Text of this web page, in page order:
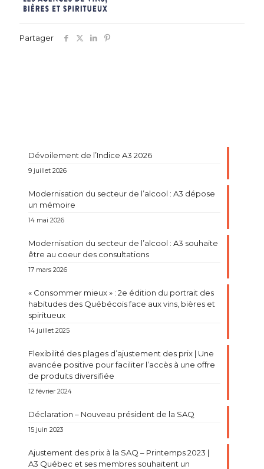
Partager
Dévoilement de l’Indice A3 2026
9 juillet 2026
Modernisation du secteur de l’alcool : A3 dépose
un mémoire
14 mai 2026
Modernisation du secteur de l’alcool : A3 souhaite
être au coeur des consultations
17 mars 2026
« Consommer mieux » : 2e édition du portrait des
habitudes des Québécois face aux vins, bières et
spiritueux
14 juillet 2025
Flexibilité des plages d’ajustement des prix | Une
avancée positive pour faciliter l’accès à une offre
de produits diversifiée
12 février 2024
Déclaration – Nouveau président de la SAQ
15 juin 2023
Ajustement des prix à la SAQ – Printemps 2023 |
A3 Québec et ses membres souhaitent un